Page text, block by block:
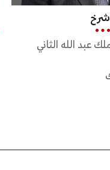
عبد الله الأول
والبحث العلمي